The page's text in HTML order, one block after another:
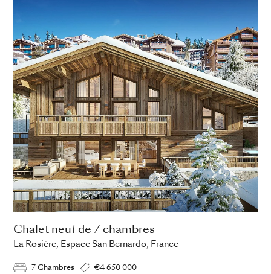
Chalet neuf de 7 chambres
La Rosière, Espace San Bernardo, France
7 Chambres
€4 650 000